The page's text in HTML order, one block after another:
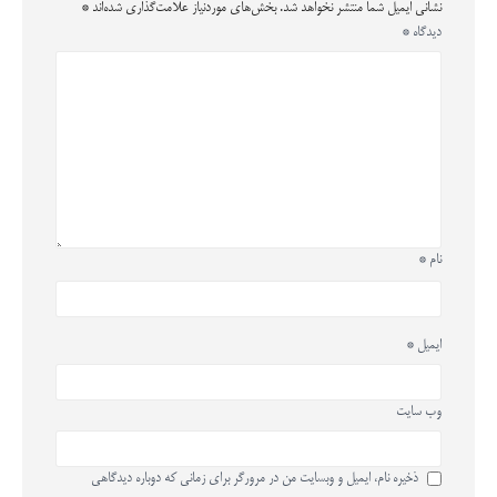
نشانی ایمیل شما منتشر نخواهد شد. بخش‌های موردنیاز علامت‌گذاری شده‌اند *
دیدگاه *
نام *
ایمیل *
وب‌ سایت
ذخیره نام، ایمیل و وبسایت من در مرورگر برای زمانی که دوباره دیدگاهی